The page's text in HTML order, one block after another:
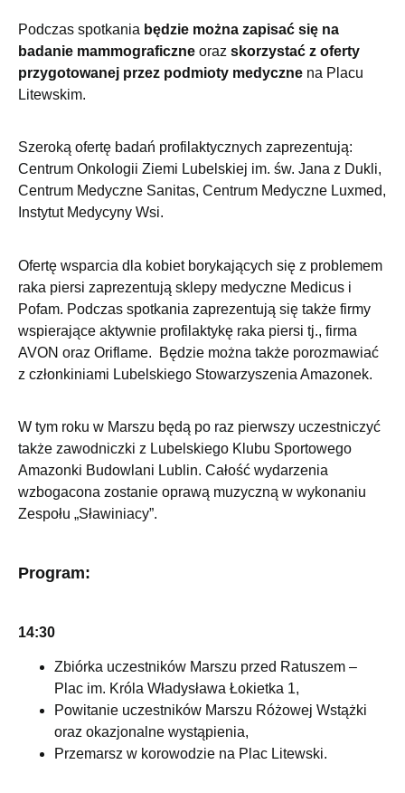
Podczas spotkania będzie można zapisać się na
badanie mammograficzne oraz skorzystać z oferty
przygotowanej przez podmioty medyczne na Placu
Litewskim.
Szeroką ofertę badań profilaktycznych zaprezentują:
Centrum Onkologii Ziemi Lubelskiej im. św. Jana z Dukli,
Centrum Medyczne Sanitas, Centrum Medyczne Luxmed,
Instytut Medycyny Wsi.
Ofertę wsparcia dla kobiet borykających się z problemem
raka piersi zaprezentują sklepy medyczne Medicus i
Pofam. Podczas spotkania zaprezentują się także firmy
wspierające aktywnie profilaktykę raka piersi tj., firma
AVON oraz Oriflame. Będzie można także porozmawiać
z członkiniami Lubelskiego Stowarzyszenia Amazonek.
W tym roku w Marszu będą po raz pierwszy uczestniczyć
także zawodniczki z Lubelskiego Klubu Sportowego
Amazonki Budowlani Lublin. Całość wydarzenia
wzbogacona zostanie oprawą muzyczną w wykonaniu
Zespołu „Sławiniacy”.
Program:
14:30
Zbiórka uczestników Marszu przed Ratuszem –
Plac im. Króla Władysława Łokietka 1,
Powitanie uczestników Marszu Różowej Wstążki
oraz okazjonalne wystąpienia,
Przemarsz w korowodzie na Plac Litewski.